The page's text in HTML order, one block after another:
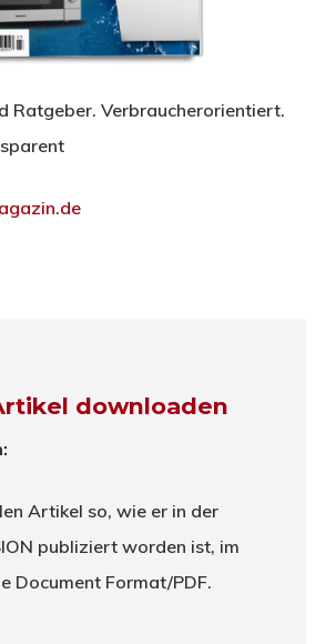
Ratgeber. Verbraucherorientiert.
downloaden
Artikel so, wie er in der
publiziert worden ist, im
Document Format/PDF.